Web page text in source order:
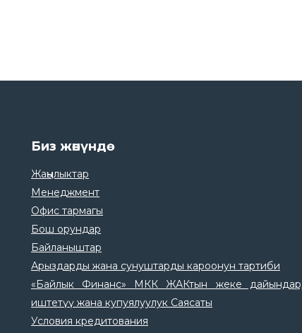
Биз жөнүндө
Жаңылыктар
Менеджмент
Офис тармагы
Бош орундар
Байланыштар
Арыздарды жана сунуштарды кароонун тартиби
«Байлык Финанс» МКК ЖАКтын жеке
иштетүү жана купуялуулук Саясаты
Условия кредитования